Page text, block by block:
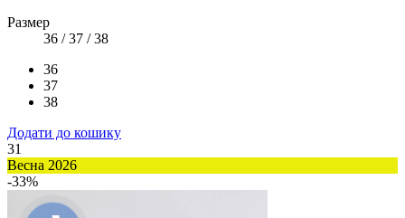
Размер
36 / 37 / 38
36
37
38
Додати до кошику
31
Весна 2026
-33%